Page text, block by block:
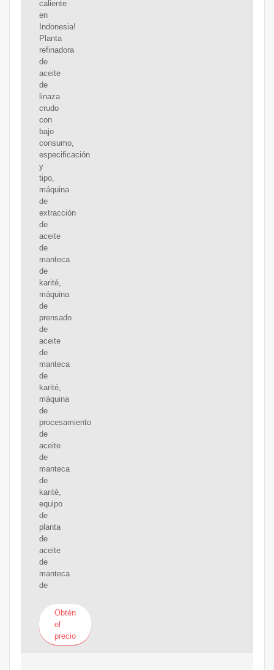
caliente
en
Indonesia!
Planta
refinadora
de
aceite
de
linaza
crudo
con
bajo
consumo,
especificación
y
tipo,
máquina
de
extracción
de
aceite
de
manteca
de
karité,
máquina
de
prensado
de
aceite
de
manteca
de
karité,
máquina
de
procesamiento
de
aceite
de
manteca
de
karité,
equipo
de
planta
de
aceite
de
manteca
de
Obtén
el
precio